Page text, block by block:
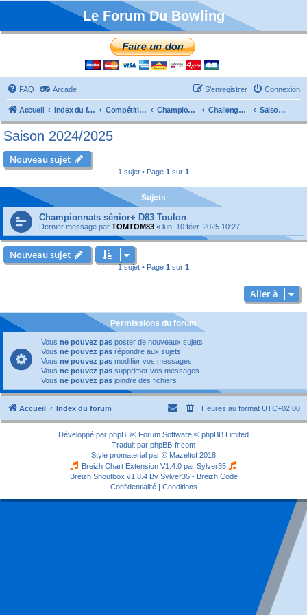
Le Forum Du Bowling
FAQ Arcade Connexion
S’enregistrer
Accueil Index du forum Compétitions Championnats de France Challenge Vétérans Saison 2024/2025
Saison 2024/2025
Nouveau sujet
1 sujet • Page 1 sur 1
Sujets
Championnats sénior+ D83 Toulon
Dernier message par TOMTOM83 « lun. 10 févr. 2025 10:27
Nouveau sujet
1 sujet • Page 1 sur 1
Aller à
Permissions du forum
Vous ne pouvez pas poster de nouveaux sujets
Vous ne pouvez pas répondre aux sujets
Vous ne pouvez pas modifier vos messages
Vous ne pouvez pas supprimer vos messages
Vous ne pouvez pas joindre des fichiers
Accueil Index du forum Heures au format UTC+02:00
Développé par phpBB® Forum Software © phpBB Limited
Traduit par phpBB-fr.com
Style promaterial par © Mazeltof 2018
Breizh Chart Extension V1.4.0 par Sylver35
Breizh Shoutbox v1.8.4 By Sylver35 - Breizh Code
Confidentialité| Conditions